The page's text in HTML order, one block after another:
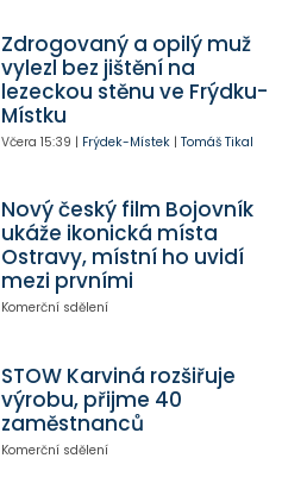
Zdrogovaný a opilý muž
vylezl bez jištění na
lezeckou stěnu ve Frýdku-
Místku
Včera 15:39 | Frýdek-Místek| Tomáš Tikal
Nový český film Bojovník
ukáže ikonická místa
Ostravy, místní ho uvidí
mezi prvními
Komerční sdělení
STOW Karviná rozšiřuje
výrobu, přijme 40
zaměstnanců
Komerční sdělení